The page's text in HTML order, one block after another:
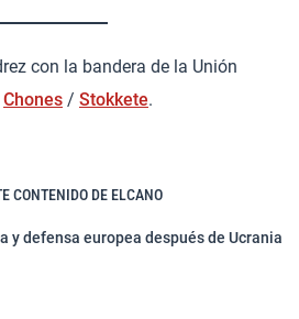
con la bandera de la Unión
Chones / Stokkete.
CONTENIDO DE ELCANO
y defensa europea después de Ucrania